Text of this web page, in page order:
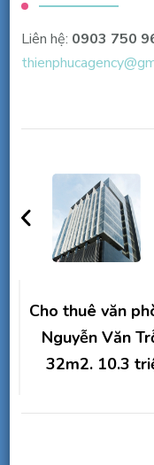
Liên hệ: 0903 750
hướng
bài
viết
Cho thuê văn
Nguyễn Văn
32m2. 10.3